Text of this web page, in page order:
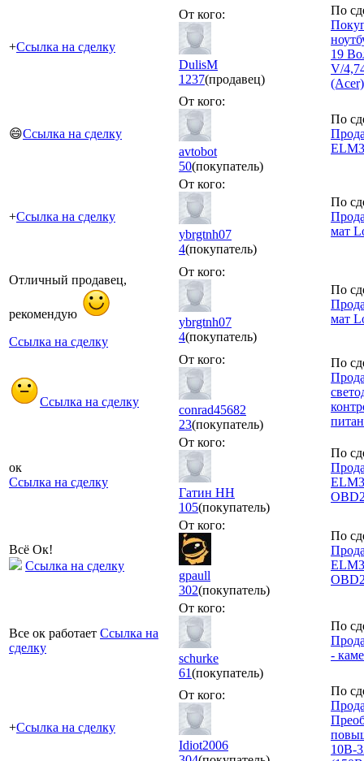
+Ссылка на сделку
От кого:
DulisM
1237(продавец)
По
19
V/
(Acer)
😄Ссылка на сделку
От кого:
avtobot
50(покупатель)
По
+Ссылка на сделку
От кого:
ybrgtnh07
4(покупатель)
По
мат
Отличный продавец,
рекомендую
Ссылка на сделку
От кого:
ybrgtnh07
4(покупатель)
По
мат
Ссылка на сделку
От кого:
conrad45682
23(покупатель)
По
ок
Ссылка на сделку
От кого:
Гатин НН
105(покупатель)
По
Всё Ок!
Ссылка на сделку
От кого:
gpaull
302(покупатель)
По
Все ок работает Ссылка на
сделку
От кого:
schurke
61(покупатель)
По
-
+Ссылка на сделку
От кого:
Idiot2006
По
10В-